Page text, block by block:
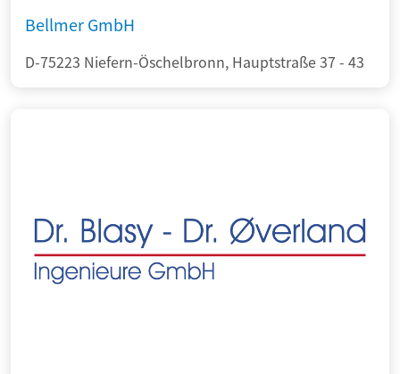
Bellmer GmbH
D-75223 Niefern-Öschelbronn, Hauptstraße 37 - 43